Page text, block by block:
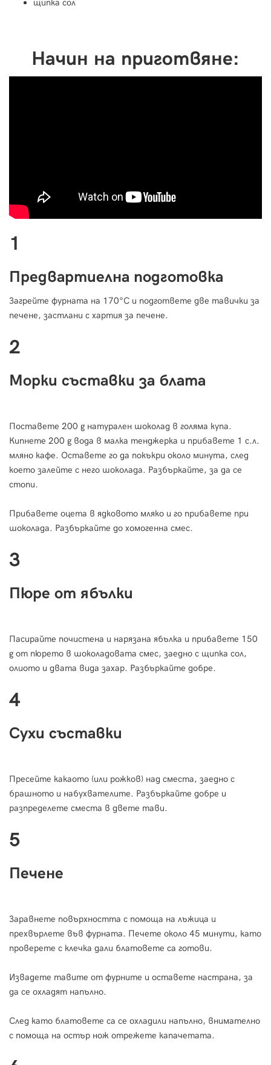
щипка сол
Начин на приготвяне:
1
Предвартиелна подготовка
Загрейте фурната на 170°С и подгответе две тавички за
печене, застлани с хартия за печене.
2
Морки съставки за блата
Поставете 200 g натурален шоколад в голяма купа.
Кипнете 200 g вода в малка тенджерка и прибавете 1 с.л.
мляно кафе. Оставете го да покъкри около минута, след
което залейте с него шоколада. Разбъркайте, за да се
стопи.
Прибавете оцета в ядковото мляко и го прибавете при
шоколада. Разбъркайте до хомогенна смес.
3
Пюре от ябълки
Пасирайте почистена и нарязана ябълка и прибавете 150
g от пюрето в шоколадовата смес, заедно с щипка сол,
олиото и двата вида захар. Разбъркайте добре.
4
Сухи съставки
Пресейте какаото (или рожков) над сместа, заедно с
брашното и набухвателите. Разбъркайте добре и
разпределете сместа в двете тави.
5
Печене
Заравнете повърхността с помоща на лъжица и
прехвърлете във фурната. Печете около 45 минути, като
проверете с клечка дали блатовете са готови.
Извадете тавите от фурните и оставете настрана, за
да се охладят напълно.
След като блатовете са се охладили напълно, внимателно
с помоща на остър нож отрежете капачетата.